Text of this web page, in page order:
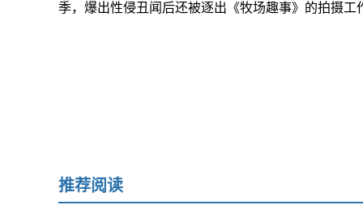
季，爆出性侵丑闻后还被逐出《牧场趣事》的拍摄工
推荐阅读